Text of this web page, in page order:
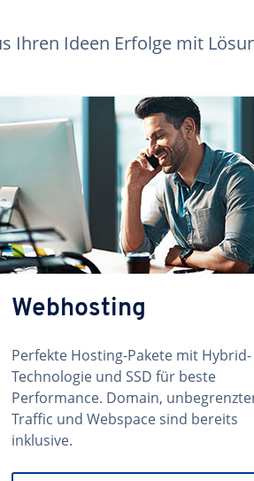
Ihren Ideen Erfolge mit
Webhosting
Perfekte Hosting-Pakete mit Hybrid-
Technologie und SSD für beste
Performance. Domain,
Traffic und Webspace sind bereits
inklusive.